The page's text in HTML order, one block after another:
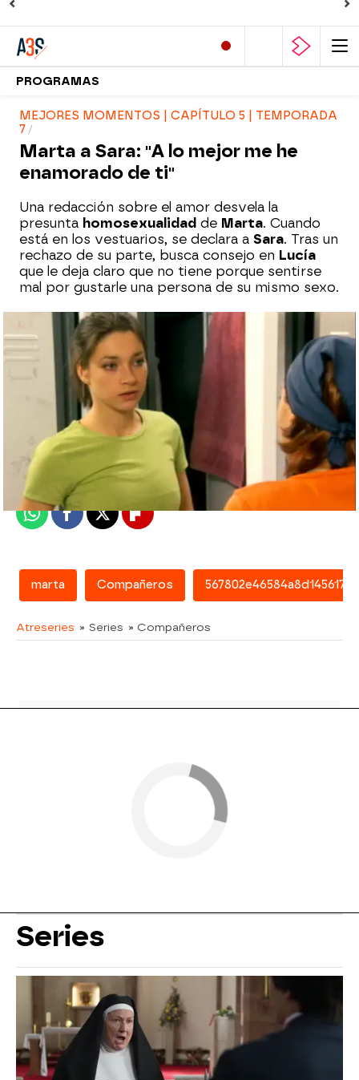
PROGRAMAS
MEJORES MOMENTOS | CAPÍTULO 5 | TEMPORADA
7
Marta a Sara: "A lo mejor me he
enamorado de ti"
Una redacción sobre el amor desvela la
presunta homosexualidad de Marta. Cuando
está en los vestuarios, se declara a Sara. Tras un
rechazo de su parte, busca consejo en Lucía
que le deja claro que no tiene porque sentirse
mal por gustarle una persona de su mismo sexo.
atreseries
Madrid
Publicado:07 de febrero de 2018, 15:25
WhatsappFacebook
X Flipboard
marta Compañeros
Atreseries » Series » Compañeros
Series